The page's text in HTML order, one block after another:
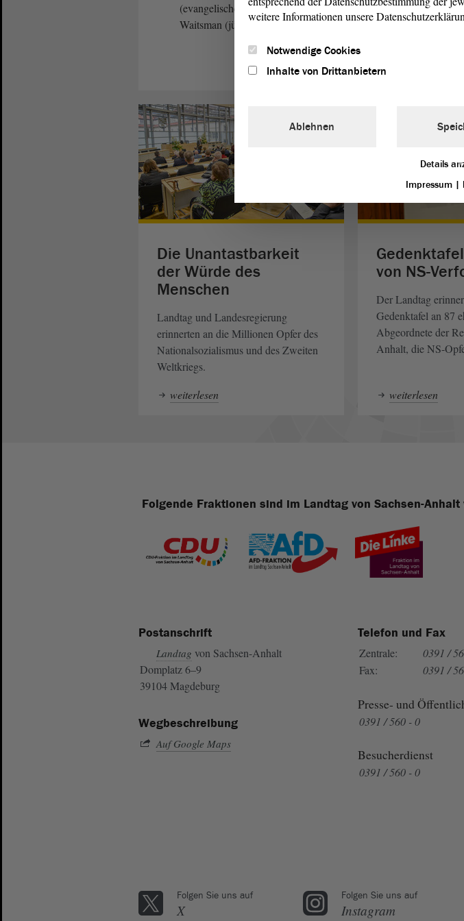
(evangelische Kirche), Stefan Joseph Rether (katholische
Waitsman (jüdische Gemeinde) zum Gebet auf.
Die Unantastbarkeit
der Würde des
Menschen
Landtag und Landesregierung
erinnerten an die Millionen Opfer des
Nationalsozialismus und des Zweiten
Weltkriegs.
weiterlesen
von NS-
Der Landtag
Gedenktafel an 87
Abgeordnete der
Anhalt, die NS-
weiterlesen
Folgende Fraktionen sind im Landtag von Sachsen-Anhalt
Postanschrift
Landtag von Sachsen-Anhalt
Domplatz 6–9
39104 Magdeburg
Wegbeschreibung
Auf Google Maps
Telefon und Fax
Zentrale:
0391 /
Fax:
0391 /
Presse- und
0391 / 560 - 0
Besucherdienst
0391 / 560 - 0
Folgen Sie uns auf
X
Folgen Sie uns auf
Instagram
weitere Informationen unsere
Notwendige Cookies
Inhalte von Drittanbietern
Ablehnen
Details
Impressum |